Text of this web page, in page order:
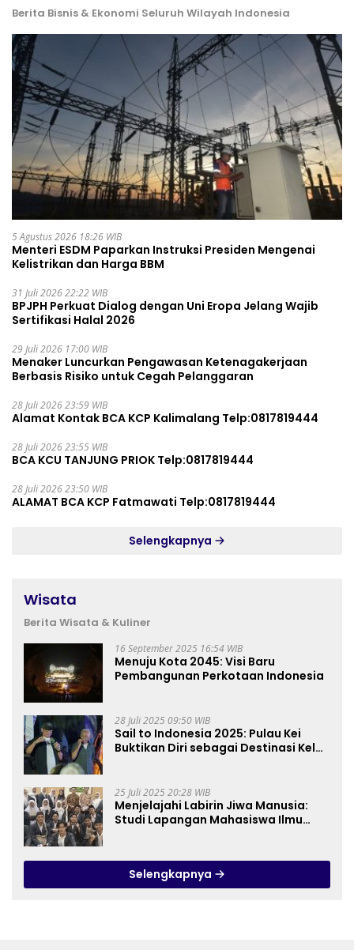
Berita Bisnis & Ekonomi Seluruh Wilayah Indonesia
5 Agustus 2026 18:26 WIB
Menteri ESDM Paparkan Instruksi Presiden Mengenai
Kelistrikan dan Harga BBM
31 Juli 2026 22:22 WIB
BPJPH Perkuat Dialog dengan Uni Eropa Jelang Wajib
Sertifikasi Halal 2026
29 Juli 2026 17:00 WIB
Menaker Luncurkan Pengawasan Ketenagakerjaan
Berbasis Risiko untuk Cegah Pelanggaran
28 Juli 2026 23:59 WIB
Alamat Kontak BCA KCP Kalimalang Telp:0817819444
28 Juli 2026 23:55 WIB
BCA KCU TANJUNG PRIOK Telp:0817819444
28 Juli 2026 23:50 WIB
ALAMAT BCA KCP Fatmawati Telp:0817819444
Selengkapnya
Wisata
Berita Wisata & Kuliner
16 September 2025 16:54 WIB
Menuju Kota 2045: Visi Baru
Pembangunan Perkotaan Indonesia
28 Juli 2025 09:50 WIB
Sail to Indonesia 2025: Pulau Kei
Buktikan Diri sebagai Destinasi Kelas
25 Juli 2025 20:28 WIB
Menjelajahi Labirin Jiwa Manusia:
Studi Lapangan Mahasiswa Ilmu
Selengkapnya